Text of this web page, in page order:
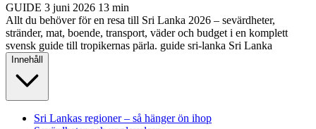
GUIDE 3 juni 2026 13 min
Allt du behöver för en resa till Sri Lanka 2026 – sevärdheter,
stränder, mat, boende, transport, väder och budget i en komplett
svensk guide till tropikernas pärla. guide sri-lanka Sri Lanka
Innehåll
Sri Lankas regioner – så hänger ön ihop